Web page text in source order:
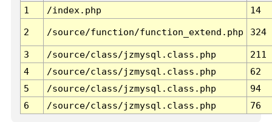
1
/index.php 14
2 /source/function/function_extend.php 324
3 /source/class/jzmysql.class.php
211
4
/source/class/jzmysql.class.php
62
5
/source/class/jzmysql.class.php
94
6
/source/class/jzmysql.class.php 76